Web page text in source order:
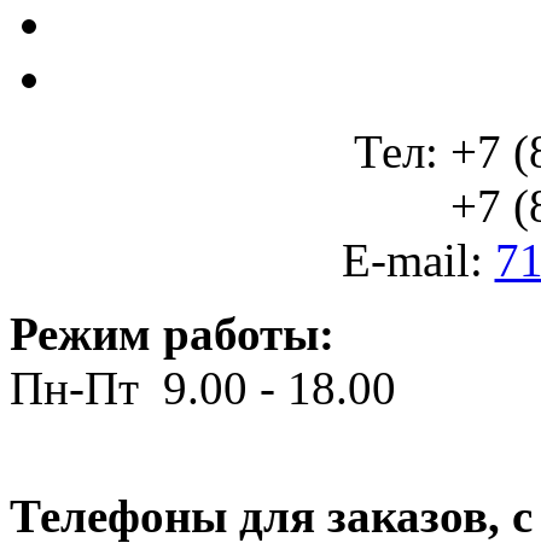
Тел: +7
+7
E-mail:
Режим работы:
Пн-Пт 9.00 - 18.00
Телефоны для заказов,